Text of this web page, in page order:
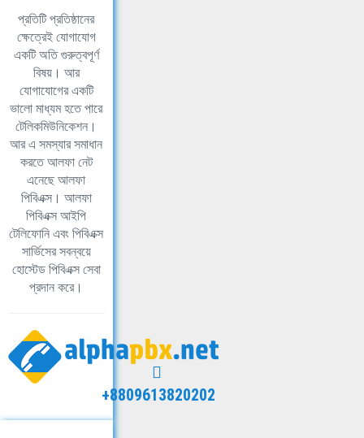
প্রতিটি প্রতিষ্ঠানের
ক্ষেত্রেই যোগাযোগ
একটি অতি গুরুত্বপূর্ণ
বিষয়। আর
যোগাযোগের একটি
ভালো মাধ্যম হতে পারে
টেলিকমিউনিকেশন।
আর এ সমস্যার সমাধান
করতে আলফা নেট
এনেছে আলফা
পিবিএক্স। আলফা
পিবিএক্স আইপি
টেলিফোনি এবং পিবিএক্স
সার্ভিসের সবন্বয়ে
হোস্টেড পিবিএক্স সেবা
প্রদান করে।
+8809613820202